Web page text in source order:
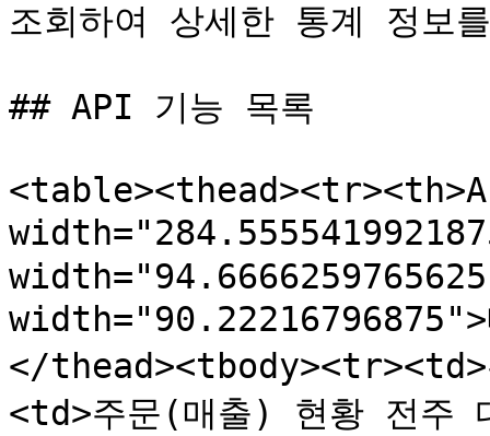
조회하여 상세한 통계 정보
## API 기능 목록
</
<td>주문(매출) 현황 전주